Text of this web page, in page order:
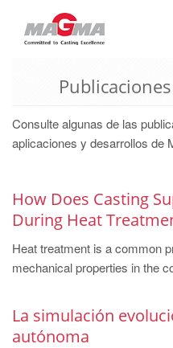
MAGMA Europe, Germany
EN
MAGMA North-America,
EN
ES
MAGMA Asia-Pacific,
MAGMA South-America,
Consulte algunas de las
aplicaciones y desarrollos de
How Does Casting
During Heat
Heat treatment is a common
mechanical properties in the
La simulación
autónoma